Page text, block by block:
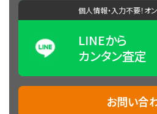
アメリカン
ウォールナ
ット
W500Wn
ウォールナ
ット
個人情報・入力不要！オ
LINEから
カンタン査定
お問い合